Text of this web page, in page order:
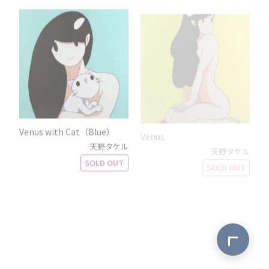
Venus with Cat（Blue）
天野タケル
SOLD OUT
Venus
SOLD OUT
ページ最上